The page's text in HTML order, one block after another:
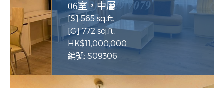
06室，中層
[S] 565 sq.ft.
[G] 772 sq.ft.
HK$11,000,000
編號: S09306